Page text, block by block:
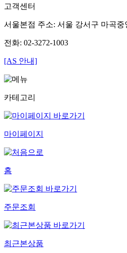
고객센터
서울본점 주소: 서울 강서구 마곡중
전화: 02-3272-1003
[AS 안내]
카테고리
마이페이지
홈
주문조회
최근본상품